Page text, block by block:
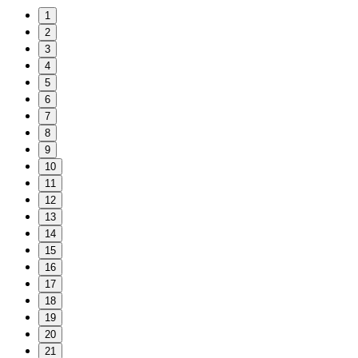
1
2
3
4
5
6
7
8
9
10
11
12
13
14
15
16
17
18
19
20
21